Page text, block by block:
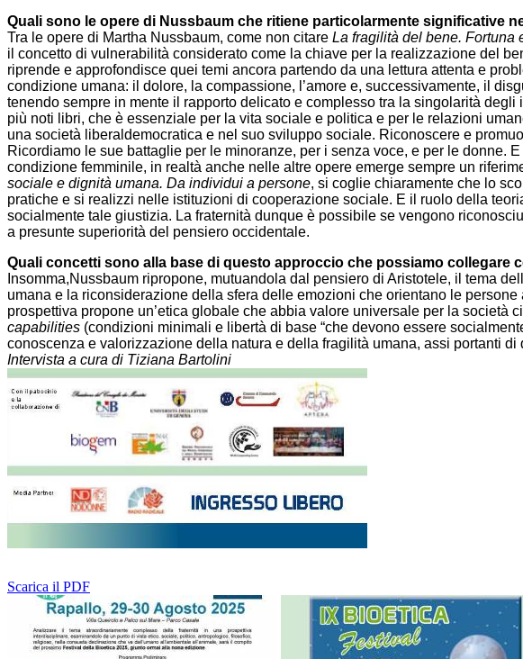
Quali sono le opere di Nussbaum che ritiene particolarmente significative
Tra le opere di Martha Nussbaum, come non citare La fragilità del bene. Fortuna
il concetto di vulnerabilità considerato come la chiave per la realizzazione del
riprende e approfondisce quei temi ancora partendo da una lettura attenta e
condizione umana: il dolore, la compassione, l’amore e, successivamente, il
tenendo sempre in mente il rapporto delicato e complesso tra la singolarità degli
più noti libri, che è essenziale per la vita sociale e politica e per le relazioni
una società liberaldemocratica e nel suo sviluppo sociale. Riconoscere e
Ricordiamo le sue battaglie per le minoranze, per i senza voce, e per le donne. E
condizione femminile, in realtà anche nelle altre opere emerge sempre un
sociale e dignità umana. Da individui a persone, si coglie chiaramente che lo
pratiche e si realizzi nelle istituzioni di cooperazione sociale. E il ruolo della
socialmente tale giustizia. La fraternità dunque è possibile se vengono
a presunte superiorità del pensiero occidentale.
Quali concetti sono alla base di questo approccio che possiamo collegare
Insomma,Nussbaum ripropone, mutuandola dal pensiero di Aristotele, il tema
umana e la riconsiderazione della sfera delle emozioni che orientano le
prospettiva propone un’etica globale che abbia valore universale per la
capabilities (condizioni minimali e libertà di base “che devono essere
conoscenza e valorizzazione della natura e della fragilità umana, assi portanti
Intervista a cura di Tiziana Bartolini
Scarica il PDF